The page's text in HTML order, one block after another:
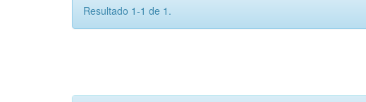
Resultado 1-1 de 1.